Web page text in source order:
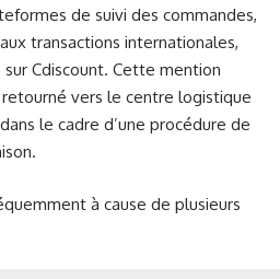
de suivi des commandes,
transactions internationales,
Cdiscount. Cette mention
vers le centre logistique
le cadre d’une procédure de
à cause de plusieurs